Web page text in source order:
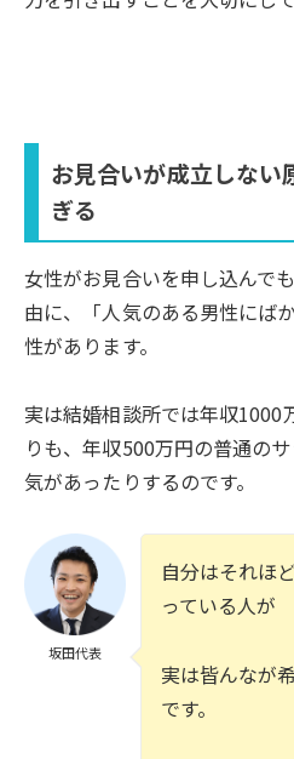
お見合いが成立しな
ぎる
女性がお見合いを申し込んで
由に、「人気のある男性にば
性があります。
実は結婚相談所では年収1000
りも、年収500万円の普通の
気があったりするのです。
坂田代表
自分はそれほ
っている人が
実は皆んなが
です。